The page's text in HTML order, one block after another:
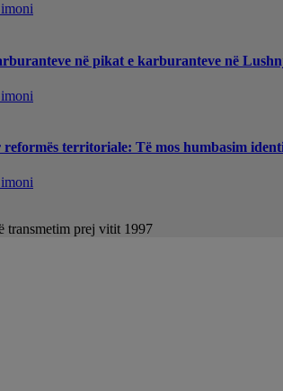
në pikat e karburanteve në
territoriale: Të mos humbasim
transmetim prej vitit 1997